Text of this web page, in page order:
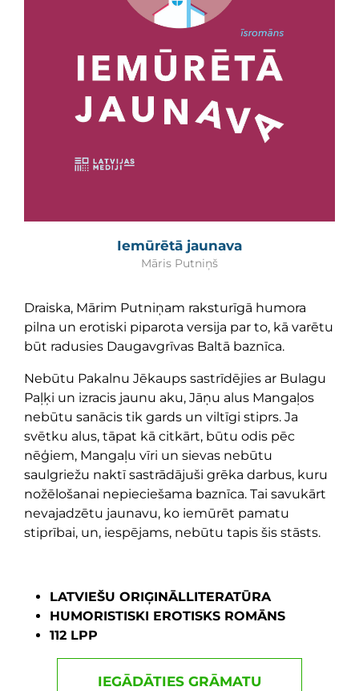
Iemūrētā jaunava
Māris Putniņš
Draiska, Mārim Putniņam raksturīgā humora
pilna un erotiski piparota versija par to, kā varētu
būt radusies Daugavgrīvas Baltā baznīca.
Nebūtu Pakalnu Jēkaups sastrīdējies ar Bulagu
Paļķi un izracis jaunu aku, Jāņu alus Mangaļos
nebūtu sanācis tik gards un viltīgi stiprs. Ja
svētku alus, tāpat kā citkārt, būtu odis pēc
nēģiem, Mangaļu vīri un sievas nebūtu
saulgriežu naktī sastrādājuši grēka darbus, kuru
nožēlošanai nepieciešama baznīca. Tai savukārt
nevajadzētu jaunavu, ko iemūrēt pamatu
stiprībai, un, iespējams, nebūtu tapis šis stāsts.
LATVIEŠU ORIĢINĀLLITERATŪRA
HUMORISTISKI EROTISKS ROMĀNS
112 LPP
IEGĀDĀTIES GRĀMATU